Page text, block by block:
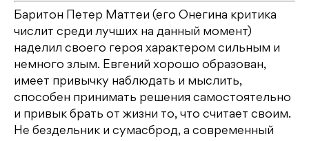
Баритон Петер Маттеи (его Онегина критика
числит среди лучших на данный момент)
наделил своего героя характером сильным и
немного злым. Евгений хорошо образован,
имеет привычку наблюдать и мыслить,
способен принимать решения самостоятельно
и привык брать от жизни то, что считает своим.
Не бездельник и сумасброд, а современный